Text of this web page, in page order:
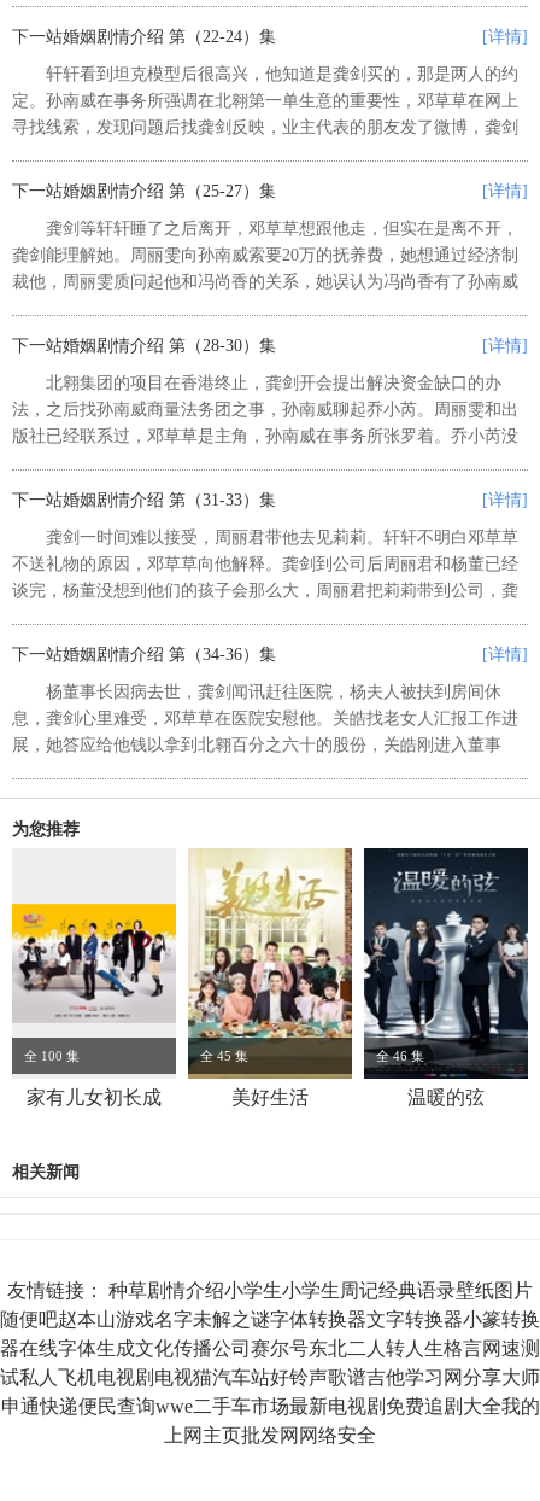
事。关皓一早开车跟踪轩轩，到面馆...
下一站婚姻剧情介绍 第（22-24）集 [详情]
轩轩看到坦克模型后很高兴，他知道是龚剑买的，那是两人的约
定。孙南威在事务所强调在北翱第一单生意的重要性，邓草草在网上
寻找线索，发现问题后找龚剑反映，业主代表的朋友发了微博，龚剑
草时听乔小芮说起，龚剑和邓草草...
下一站婚姻剧情介绍 第（25-27）集 [详情]
龚剑等轩轩睡了之后离开，邓草草想跟他走，但实在是离不开，
龚剑能理解她。周丽雯向孙南威索要20万的抚养费，她想通过经济制
裁他，周丽雯质问起他和冯尚香的关系，她误认为冯尚香有了孙南威
邓草草拉住。 龚母到公司看...
下一站婚姻剧情介绍 第（28-30）集 [详情]
北翱集团的项目在香港终止，龚剑开会提出解决资金缺口的办
法，之后找孙南威商量法务团之事，孙南威聊起乔小芮。周丽雯和出
版社已经联系过，邓草草是主角，孙南威在事务所张罗着。乔小芮没
其它渠道知道北翱集团的财务危机，...
下一站婚姻剧情介绍 第（31-33）集 [详情]
龚剑一时间难以接受，周丽君带他去见莉莉。轩轩不明白邓草草
不送礼物的原因，邓草草向他解释。龚剑到公司后周丽君和杨董已经
谈完，杨董没想到他们的孩子会那么大，周丽君把莉莉带到公司，龚
莉有自闭症。 关皓带轩轩去买...
下一站婚姻剧情介绍 第（34-36）集 [详情]
杨董事长因病去世，龚剑闻讯赶往医院，杨夫人被扶到房间休
息，龚剑心里难受，邓草草在医院安慰他。关皓找老女人汇报工作进
展，她答应给他钱以拿到北翱百分之六十的股份，关皓刚进入董事
卖股权，北翱廉政部查清龚剑情况，龚...
为您推荐
全 100 集
家有儿女初长成
全 45 集
美好生活
全 46 集
温暖的弦
相关新闻
友情链接： 种草剧情介绍小学生小学生周记经典语录壁纸图片
随便吧赵本山游戏名字未解之谜字体转换器文字转换器小篆转换
器在线字体生成文化传播公司 赛尔号东北二人转 人生格言网速测
试私人飞机电视剧 电视猫汽车站好铃声歌谱吉他学习网分享大师
申通快递便民查询wwe二手车市场最新电视剧 免费追剧大全我的
上网主页批发网 网络安全